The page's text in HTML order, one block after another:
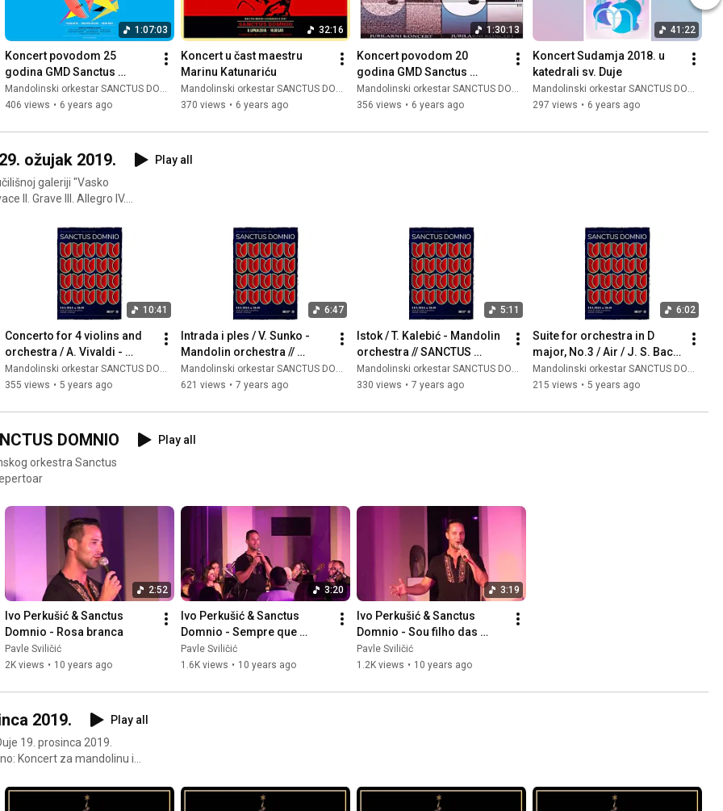
1:07:03
Koncert povodom 25
godina GMD Sanctus
Domnio
Mandolinski orkestar SANCTUS DOMNIO
406 views • 6 years ago
32:16
Koncert u čast maestru
Marinu Katunariću
Mandolinski orkestar SANCTUS DOMNIO
370 views • 6 years ago
1:30:13
Koncert povodom 20
godina GMD Sanctus
Domnio
Mandolinski orkestar SANCTUS DOMNIO
356 views • 6 years ago
41:22
Koncert Sudamja 2018. u
katedrali sv. Duje
Mandolinski orkestar SANCTUS DOMNIO
297 views • 6 years ago
ožujak 2019.
Play all
galeriji "Vasko
10:41
Concerto for 4 violins and
orchestra / A. Vivaldi -
Mandolin orchestra //
SANCTUS DOMNIO //
Mandolinski orkestar SANCTUS DOMNIO
355 views • 5 years ago
6:47
Intrada i ples / V. Sunko -
Mandolin orchestra //
SANCTUS DOMNIO //
Mandolinski orkestar SANCTUS DOMNIO
621 views • 7 years ago
5:11
Istok / T. Kalebić - Mandolin
orchestra // SANCTUS
DOMNIO //
Mandolinski orkestar SANCTUS DOMNIO
330 views • 7 years ago
6:02
Suite for orchestra in D
major, No.3 / Air / J. S. Bach
- Mandolin orchestra //
SANCTUS DOMNIO //
Mandolinski orkestar SANCTUS DOMNIO
215 views • 5 years ago
DOMNIO
Play all
orkestra Sanctus
2:52
Ivo Perkušić & Sanctus
Domnio - Rosa branca
Pavle Sviličić
2K views • 10 years ago
3:20
Ivo Perkušić & Sanctus
Domnio - Sempre que
Lisboa canta
Pavle Sviličić
1.6K views • 10 years ago
3:19
Ivo Perkušić & Sanctus
Domnio - Sou filho das
ervas
Pavle Sviličić
1.2K views • 10 years ago
2019.
Play all
19. prosinca 2019.